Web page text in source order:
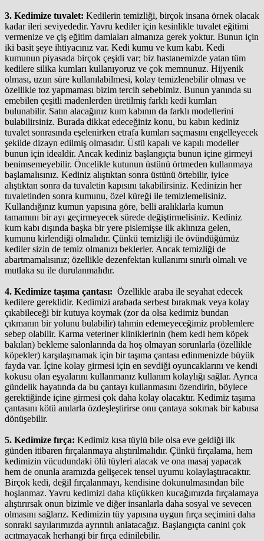
3. Kedimize tuvalet: Kedilerin temizliği, birçok insana örnek olacak
kadar ileri seviyededir. Yavru kediler için kesinlikle tuvalet eğitimi
vermenize ve çiş eğitim damlaları almanıza gerek yoktur. Bunun için
iki basit şeye ihtiyacınız var. Kedi kumu ve kum kabı. Kedi
kumunun piyasada birçok çeşidi var; biz hastanemizde yatan tüm
kedilere silika kumları kullanıyoruz ve çok memnunuz. Hijyenik
olması, uzun süre kullanılabilmesi, kolay temizlenebilir olması ve
özellikle toz yapmaması bizim tercih sebebimiz. Bunun yanında su
emebilen çeşitli madenlerden üretilmiş farklı kedi kumları
bulunabilir. Satın alacağınız kum kabının da farklı modellerini
bulabilirsiniz. Burada dikkat edeceğiniz konu, bu kabın kediniz
tuvalet sonrasında eşelenirken etrafa kumları saçmasını engelleyecek
şekilde dizayn edilmiş olmasıdır. Üstü kapalı ve kapılı modeller
bunun için idealdir. Ancak kediniz başlangıçta bunun içine girmeyi
benimsemeyebilir. Öncelikle kutunun üstünü örtmeden kullanmaya
başlamalısınız. Kediniz alıştıktan sonra üstünü örtebilir, iyice
alıştıktan sonra da tuvaletin kapısını takabilirsiniz. Kedinizin her
tuvaletinden sonra kumunu, özel küreği ile temizlemelisiniz.
Kullandığınız kumun yapısına göre, belli aralıklarla kumun
tamamını bir ayı geçirmeyecek sürede değiştirmelisiniz. Kediniz
kum kabı dışında başka bir yere pislemişse ilk aklınıza gelen,
kumunu kirlendiği olmalıdır. Çünkü temizliği ile övündüğümüz
kediler sizin de temiz olmanızı beklerler. Ancak temizliği de
abartmamalısınız; özellikle dezenfektan kullanımı sınırlı olmalı ve
mutlaka su ile durulanmalıdır.
4. Kedimize taşıma çantası: Özellikle araba ile seyahat edecek
kedilere gereklidir. Kedimizi arabada serbest bırakmak veya kolay
çıkabileceği bir kutuya koymak (zor da olsa kedimiz bundan
çıkmanın bir yolunu bulabilir) tahmin edemeyeceğimiz problemlere
sebep olabilir. Karma veteriner kliniklerinin (hem kedi hem köpek
bakılan) bekleme salonlarında da hoş olmayan sorunlarla (özellikle
köpekler) karşılaşmamak için bir taşıma çantası edinmenizde büyük
fayda var. İçine kolay girmesi için en sevdiği oyuncaklarını ve kendi
kokusu olan eşyalarını kullanmanız kullanım kolaylığı sağlar. Ayrıca
gündelik hayatında da bu çantayı kullanmasını özendirin, böylece
gerektiğinde içine girmesi çok daha kolay olacaktır. Kedimiz taşıma
çantasını kötü anılarla özdeşleştirirse onu çantaya sokmak bir kabusa
dönüşebilir.
5. Kedimize fırça: Kedimiz kısa tüylü bile olsa eve geldiği ilk
günden itibaren fırçalanmaya alıştırılmalıdır. Çünkü fırçalama, hem
kedimizin vücudundaki ölü tüyleri alacak ve ona masaj yapacak
hem de onunla aramızda gelişecek tensel uyumu kolaylaştıracaktır.
Birçok kedi, değil fırçalanmayı, kendisine dokunulmasından bile
hoşlanmaz. Yavru kedimizi daha küçükken kucağımızda fırçalamaya
alıştırırsak onun bizimle ve diğer insanlarla daha sosyal ve sevecen
olmasını sağlarız. Kedimizin tüy yapısına uygun fırça seçimini daha
sonraki sayılarımızda ayrıntılı anlatacağız. Başlangıçta canini çok
acıtmayacak herhangi bir fırça edinilebilir.